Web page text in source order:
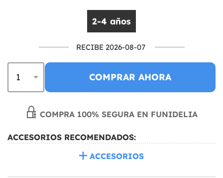
2-4 años
RECIBE 2026-08-07
COMPRAR AHORA
COMPRA 100% SEGURA EN FUNIDELIA
ACCESORIOS RECOMENDADOS:
ACCESORIOS